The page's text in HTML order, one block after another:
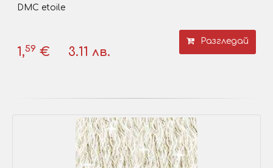
DMC etoile
1,59 € 3.11 лв.
Разгледай